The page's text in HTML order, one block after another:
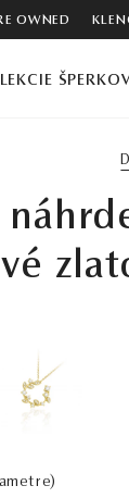
OWNED